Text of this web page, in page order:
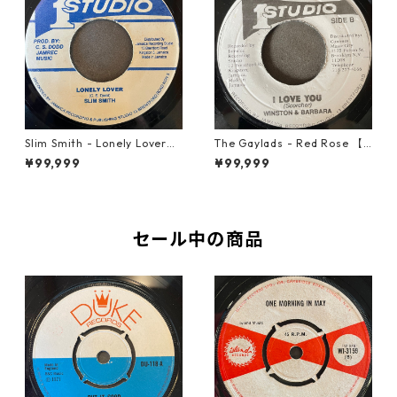
Slim Smith - Lonely Lover
【7-21921】
¥99,999
The Gaylads - Red Rose 【7
-21853】
¥99,999
セール中の商品